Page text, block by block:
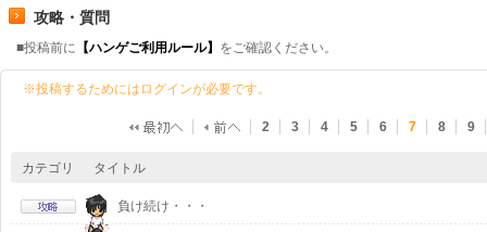
攻略・質問
■投稿前に 【ハンゲご利用ルール】 をご確認ください。
※投稿するためにはログインが必要です。
2 3 4 5 6 7 8 9
カテゴリ タイトル
負け続け・・・